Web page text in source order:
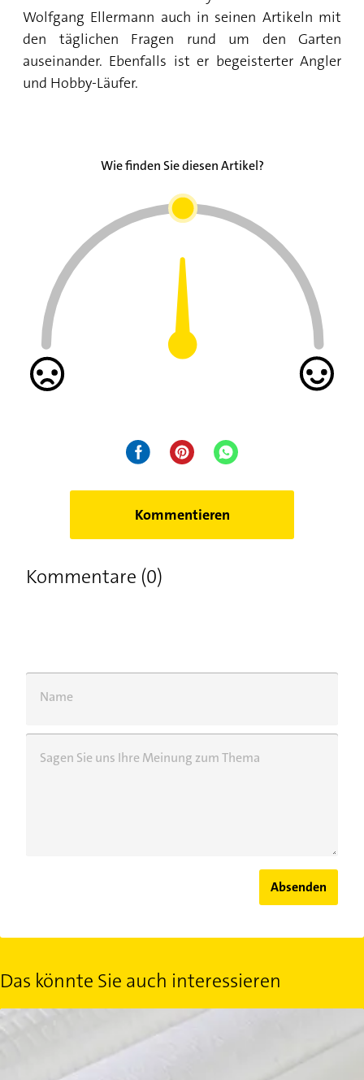
Wolfgang Ellermann auch in seinen Artikeln mit
den täglichen Fragen rund um den Garten
auseinander. Ebenfalls ist er begeisterter Angler
und Hobby-Läufer.
Wie finden Sie diesen Artikel?
Kommentieren
Kommentare (0)
Name
Sagen Sie uns Ihre Meinung zum Thema
Absenden
Das könnte Sie auch interessieren
Fassadentapete: Ein neues Kleid fürs Haus